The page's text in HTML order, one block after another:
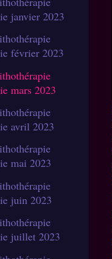
janvier 2023
février 2023
mars 2023
avril 2023
mai 2023
juin 2023
juillet 2023